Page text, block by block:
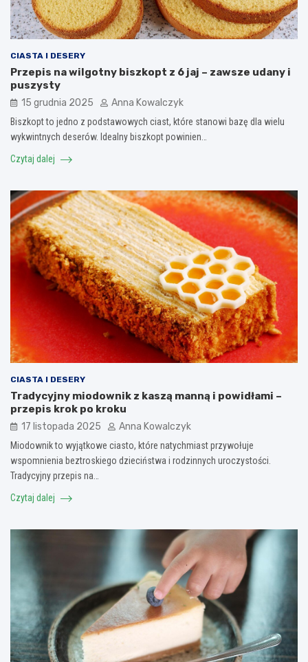
CIASTA I DESERY
Przepis na wilgotny biszkopt z 6 jaj – zawsze udany i
puszysty
15 grudnia 2025 Anna Kowalczyk
Biszkopt to jedno z podstawowych ciast, które stanowi bazę dla wielu
wykwintnych deserów. Idealny biszkopt powinien…
Czytaj dalej
CIASTA I DESERY
Tradycyjny miodownik z kaszą manną i powidłami –
przepis krok po kroku
17 listopada 2025 Anna Kowalczyk
Miodownik to wyjątkowe ciasto, które natychmiast przywołuje
wspomnienia beztroskiego dzieciństwa i rodzinnych uroczystości.
Tradycyjny przepis na…
Czytaj dalej